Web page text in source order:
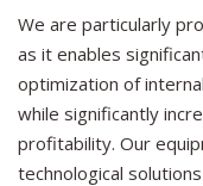
We are particularly
as it enables
optimization of
while significantly
profitability. Our
technological